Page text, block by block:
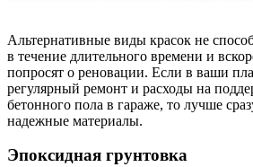
Альтернативные виды красок не
в течение длительного времени и
попросят о реновации. Если в ваши
регулярный ремонт и расходы на
бетонного пола в гараже, то лучше
надежные материалы.
Эпоксидная грунтовка